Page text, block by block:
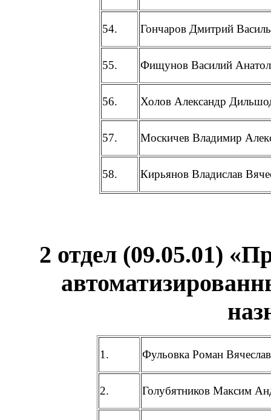
54. Гончаров Дмитрий
55. Фищунов Василий
56. Холов Александр
57. Москичев Владимир
58. Кирьянов Владислав
2 отдел (09.05.01)
1. Фульовка Роман
2. Голубятников Максим